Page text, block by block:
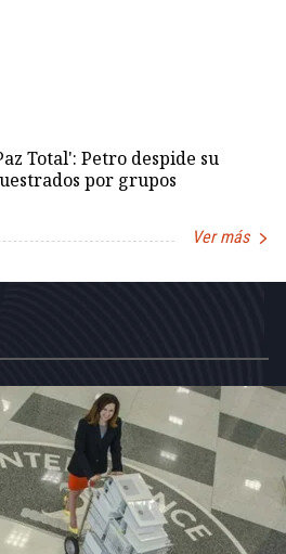
Total': Petro despide su
por grupos
Ver más